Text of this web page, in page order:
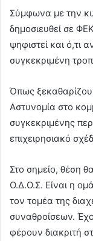
Σύμφωνα με την
δημοσιευθεί σε
ψηφιστεί και ό,τι
συγκεκριμένη
Όπως
Αστυνομία στο
συγκεκριμένης
επιχειρησιακό
Στο σημείο, θέση
Ο.Δ.Ο.Σ. Είναι η
τον τομέα της
συναθροίσεων.
φέρουν διακριτή